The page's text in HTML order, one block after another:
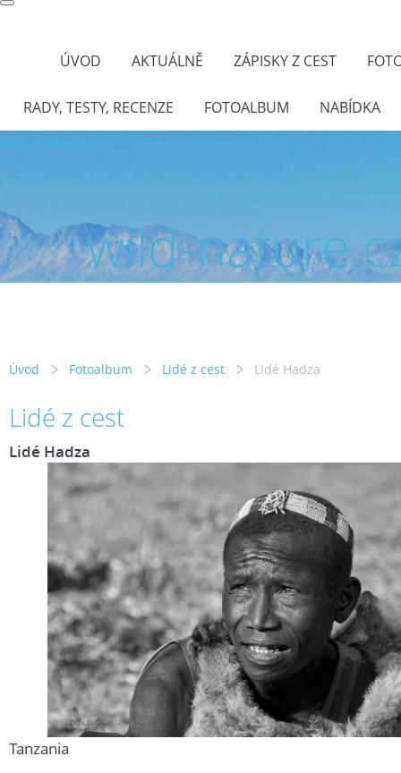
ÚVOD AKTUÁLNĚ ZÁPISKY Z CEST
RADY, TESTY, RECENZE FOTOALBUM NABÍDKA
wild-
Úvod Fotoalbum Lidé z cest Lidé Hadza
Lidé z cest
Lidé Hadza
Tanzania